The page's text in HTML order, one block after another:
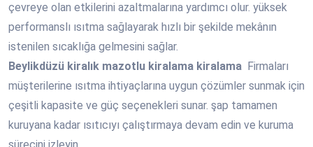
çevreye olan etkilerini azaltmalarına yardımcı olur. yüksek
performanslı ısıtma sağlayarak hızlı bir şekilde mekânın
istenilen sıcaklığa gelmesini sağlar.
Beylikdüzü kiralık mazotlu kiralama kiralama Firmaları
müşterilerine ısıtma ihtiyaçlarına uygun çözümler sunmak için
çeşitli kapasite ve güç seçenekleri sunar. şap tamamen
kuruyana kadar ısıtıcıyı çalıştırmaya devam edin ve kuruma